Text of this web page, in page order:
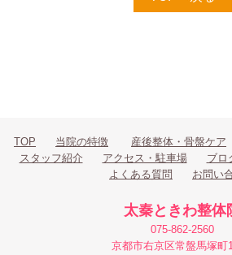
TOP 当院の特徴 産後整体・骨盤ケア
スタッフ紹介
アクセス・駐車場 ブロ
よくある質問
お問い
太秦ときわ整体
075-862-2560
京都市右京区常盤馬塚町